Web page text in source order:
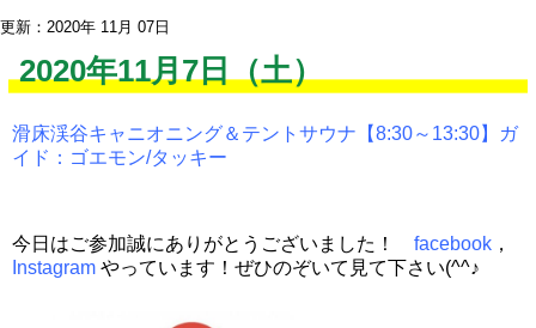
更新：2020年 11月 07日
2020年11月7日（土）
滑床渓谷キャニオニング＆テントサウナ【8:30～13:30】ガ
イド：ゴエモン/タッキー
今日はご参加誠にありがとうございました！ facebook ，
Instagram やっています！ぜひのぞいて見て下さい(^^♪